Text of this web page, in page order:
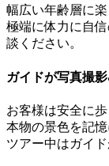
幅広い年齢層に
極端に体力に自
談ください。
ガイドが写真撮
お客様は安全に
本物の景色を記
ツアー中はガイ